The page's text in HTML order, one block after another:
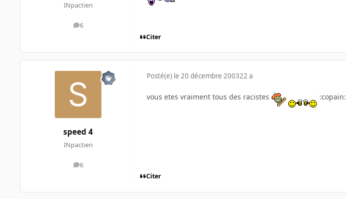
INpactien
6
messages
Citer
speed 4
INpactien
6
messages
Posté(e) le 20 décembre 200322 a
vous etes vraiment tous des racistes :copain:
Citer